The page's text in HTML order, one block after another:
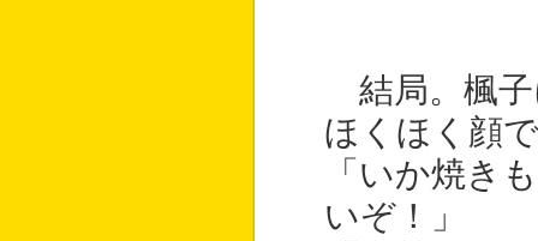
結局。楓子
ほくほく顔
「いか焼き
いぞ！」